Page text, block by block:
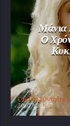
Μάνια
Ο
Oμάδα Σύνταξης Ι
20/07/2026